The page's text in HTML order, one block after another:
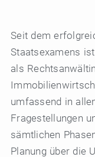
Seit dem
Staatsexamens
als
umfassend in
Fragestellungen
sämtlichen
Planung über die